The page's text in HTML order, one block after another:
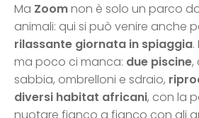
Ma Zoomnon è solo un parco
animali: qui si può venire anche
rilassante giornata in spiaggia.
ma poco ci manca: due piscine,
sabbia, ombrelloni e sdraio,
diversi habitat africani, con la